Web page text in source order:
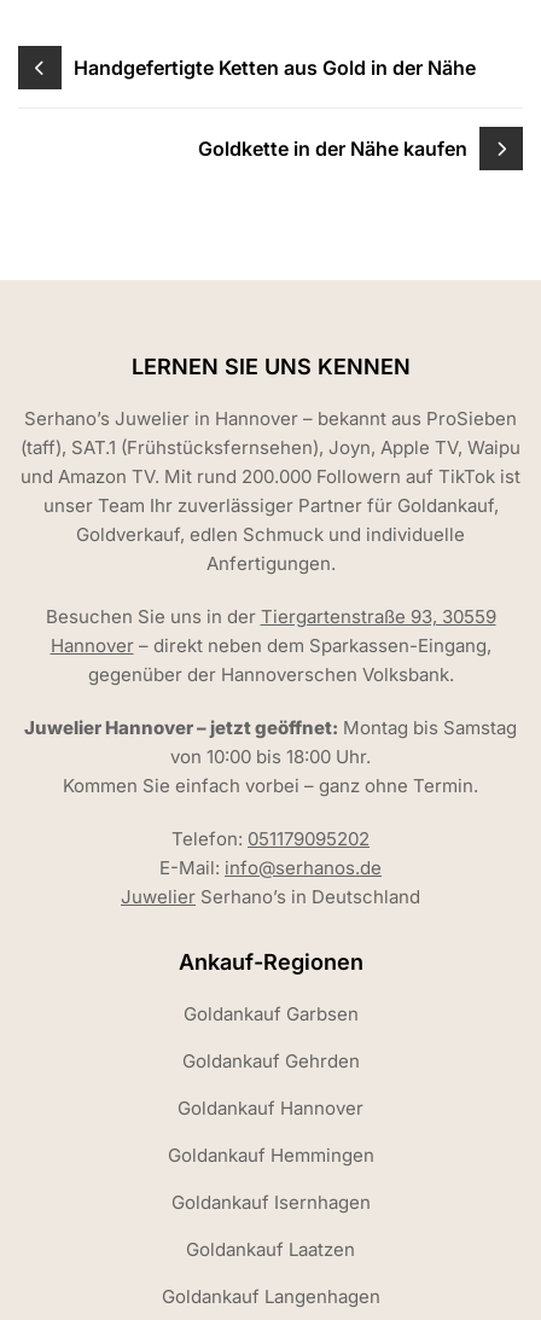
Beitragsnavigation
Handgefertigte Ketten aus Gold in der Nähe
Goldkette in der Nähe kaufen
LERNEN SIE UNS KENNEN
Serhano’s Juwelier in Hannover – bekannt aus ProSieben
(taff), SAT.1 (Frühstücksfernsehen), Joyn, Apple TV, Waipu
und Amazon TV. Mit rund 200.000 Followern auf TikTok ist
unser Team Ihr zuverlässiger Partner für Goldankauf,
Goldverkauf, edlen Schmuck und individuelle
Anfertigungen.
Besuchen Sie uns in der Tiergartenstraße 93, 30559
Hannover– direkt neben dem Sparkassen-Eingang,
gegenüber der Hannoverschen Volksbank.
Juwelier Hannover – jetzt geöffnet: Montag bis Samstag
von 10:00 bis 18:00 Uhr.
Kommen Sie einfach vorbei – ganz ohne Termin.
Telefon: 051179095202
E-Mail: info@serhanos.de
Juwelier Serhano’s in Deutschland
Ankauf-Regionen
Goldankauf Garbsen
Goldankauf Gehrden
Goldankauf Hannover
Goldankauf Hemmingen
Goldankauf Isernhagen
Goldankauf Laatzen
Goldankauf Langenhagen